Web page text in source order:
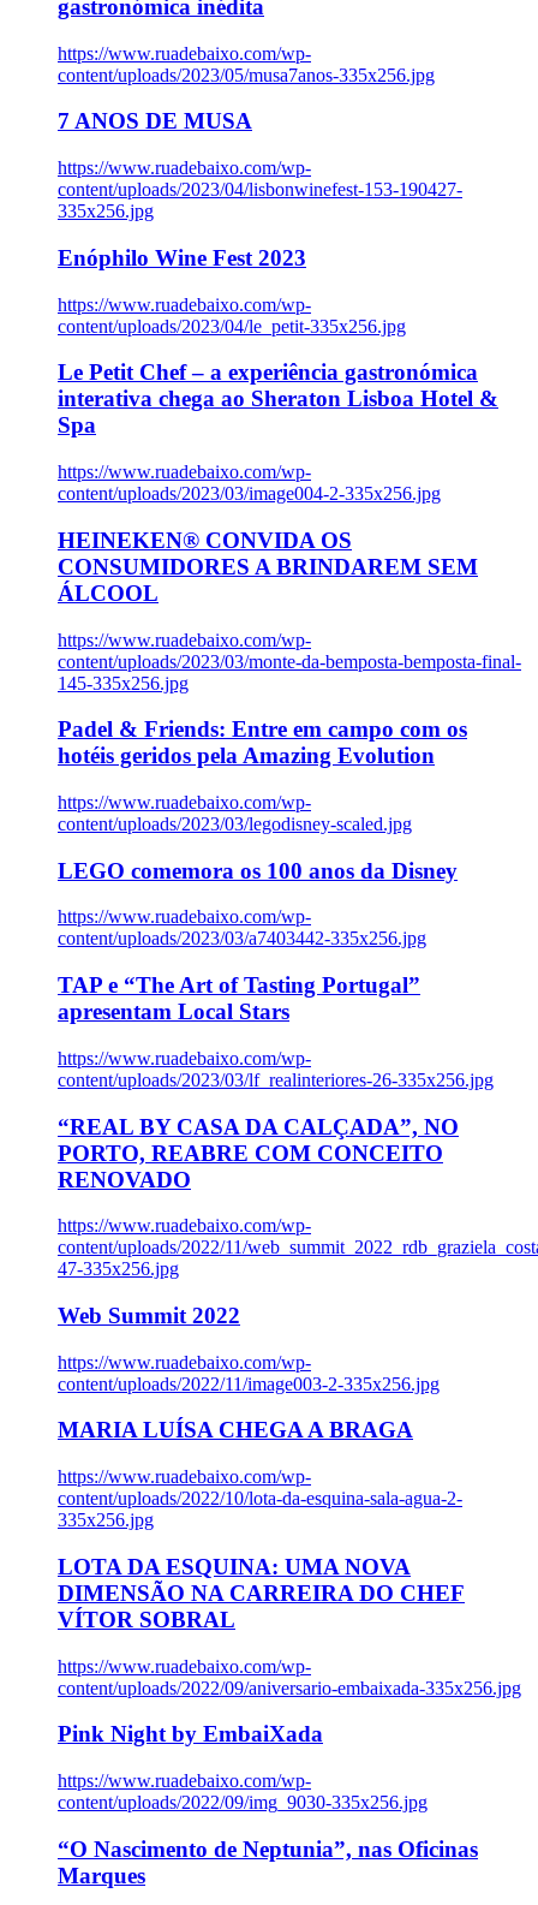
gastronómica inédita
https://www.ruadebaixo.com/wp-
content/uploads/2023/05/musa7anos-335x256.jpg
7 ANOS DE MUSA
https://www.ruadebaixo.com/wp-
content/uploads/2023/04/lisbonwinefest-153-190427-
335x256.jpg
Enóphilo Wine Fest 2023
https://www.ruadebaixo.com/wp-
content/uploads/2023/04/le_petit-335x256.jpg
Le Petit Chef – a experiência gastronómica
interativa chega ao Sheraton Lisboa Hotel &
Spa
https://www.ruadebaixo.com/wp-
content/uploads/2023/03/image004-2-335x256.jpg
HEINEKEN® CONVIDA OS
CONSUMIDORES A BRINDAREM SEM
ÁLCOOL
https://www.ruadebaixo.com/wp-
content/uploads/2023/03/monte-da-bemposta-bemposta-final-
145-335x256.jpg
Padel & Friends: Entre em campo com os
hotéis geridos pela Amazing Evolution
https://www.ruadebaixo.com/wp-
content/uploads/2023/03/legodisney-scaled.jpg
LEGO comemora os 100 anos da Disney
https://www.ruadebaixo.com/wp-
content/uploads/2023/03/a7403442-335x256.jpg
TAP e “The Art of Tasting Portugal”
apresentam Local Stars
https://www.ruadebaixo.com/wp-
content/uploads/2023/03/lf_realinteriores-26-335x256.jpg
“REAL BY CASA DA CALÇADA”, NO
PORTO, REABRE COM CONCEITO
RENOVADO
https://www.ruadebaixo.com/wp-
content/uploads/2022/11/
47-335x256.jpg
Web Summit 2022
https://www.ruadebaixo.com/wp-
content/uploads/2022/11/image003-2-335x256.jpg
MARIA LUÍSA CHEGA A BRAGA
https://www.ruadebaixo.com/wp-
content/uploads/2022/10/lota-da-esquina-sala-agua-2-
335x256.jpg
LOTA DA ESQUINA: UMA NOVA
DIMENSÃO NA CARREIRA DO CHEF
VÍTOR SOBRAL
https://www.ruadebaixo.com/wp-
content/uploads/2022/09/aniversario-embaixada-335x256.jpg
Pink Night by EmbaiXada
https://www.ruadebaixo.com/wp-
content/uploads/2022/09/img_9030-335x256.jpg
“O Nascimento de Neptunia”, nas Oficinas
Marques